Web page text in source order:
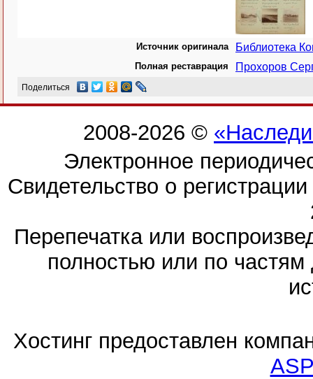
Источник оригинала Библиотека
Полная реставрация Прохоров
Поделиться
2008-2026 ©
Электронное
Свидетельство о
Перепечатка или
полностью или по частям
Хостинг предоставлен